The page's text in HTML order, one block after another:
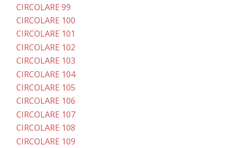
CIRCOLARE 99
CIRCOLARE 100
CIRCOLARE 101
CIRCOLARE 102
CIRCOLARE 103
CIRCOLARE 104
CIRCOLARE 105
CIRCOLARE 106
CIRCOLARE 107
CIRCOLARE 108
CIRCOLARE 109